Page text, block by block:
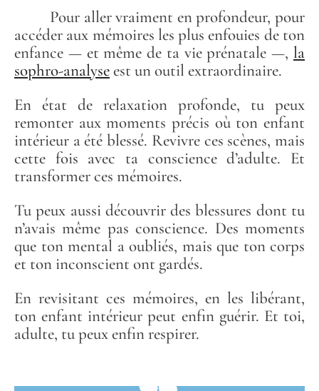
Pour aller vraiment en profondeur, pour
accéder aux mémoires les plus enfouies de ton
enfance — et même de ta vie prénatale —, la
sophro-analyseest un outil extraordinaire.
En état de relaxation profonde, tu peux
remonter aux moments précis où ton enfant
intérieur a été blessé. Revivre ces scènes, mais
cette fois avec ta conscience d’adulte. Et
transformer ces mémoires.
Tu peux aussi découvrir des blessures dont tu
n’avais même pas conscience. Des moments
que ton mental a oubliés, mais que ton corps
et ton inconscient ont gardés.
En revisitant ces mémoires, en les libérant,
ton enfant intérieur peut enfin guérir. Et toi,
adulte, tu peux enfin respirer.